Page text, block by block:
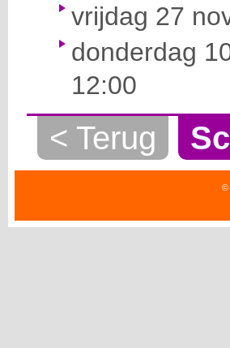
vrijdag 27
donderdag
12:00
< Terug
©